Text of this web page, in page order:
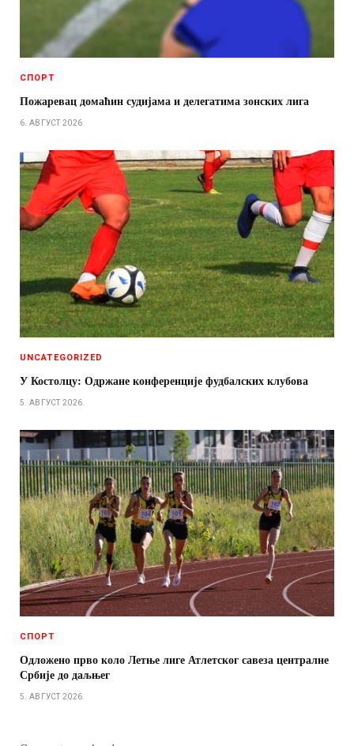
СПОРТ
Пожаревац домаћин судијама и делегатима зонских лига
6. АВГУСТ 2026.
UNCATEGORIZED
У Костолцу: Одржане конференције фудбалских клубова
5. АВГУСТ 2026.
СПОРТ
Одложено прво коло Летње лиге Атлетског савеза централне
Србије до даљњег
5. АВГУСТ 2026.